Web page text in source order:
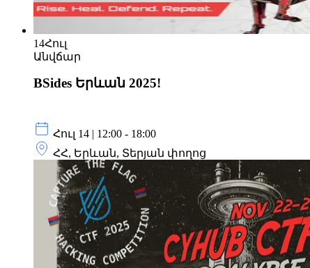
14Հուլ
Անվճար
BSides Երևան 2025!
Հուլ 14 | 12:00 - 18:00
ՀՀ, Երևան, Տերյան փողոց